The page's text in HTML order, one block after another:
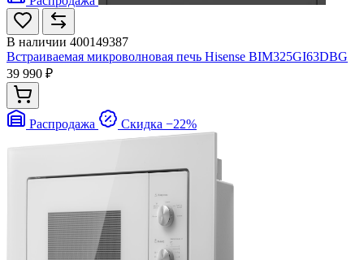
В наличии 400149387
Встраиваемая микроволновая печь Hisense BIM325GI63DBG
39 990 ₽
Распродажа Скидка −22%